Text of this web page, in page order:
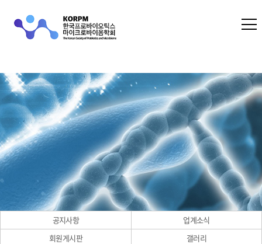
공지사항
업계소식
회원게시판
갤러리